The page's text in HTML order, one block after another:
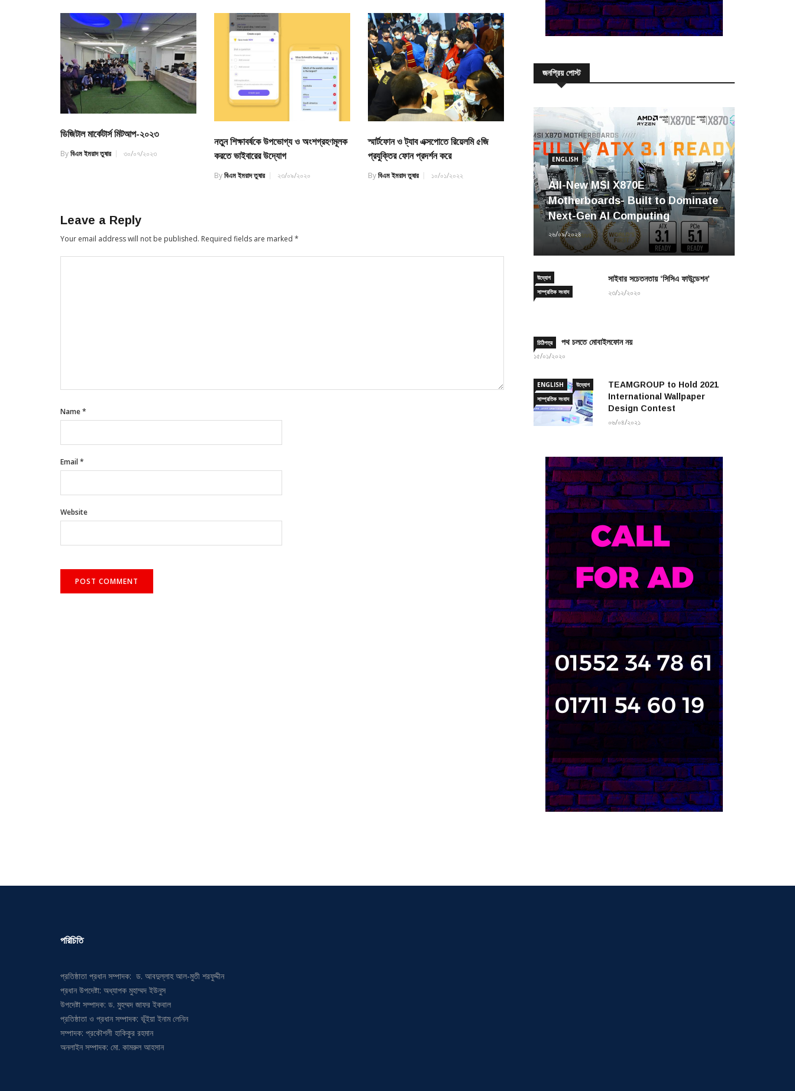
ডিজিটাল মার্কেটার্স মিটআপ-২০২৩
Byবিএম ইমরাদ তুষার ৩০/০৭/২০২৩
নতুন শিক্ষাবর্ষকে উপভোগ্য ও অংশগ্রহণমূলক
করতে ভাইবারের উদ্যোগ
Byবিএম ইমরাদ তুষার ২৩/০৯/২০২০
স্মার্টফোন ও ট্যাব এক্সপোতে রিয়েলমি ৫জি
প্রযুক্তির ফোন প্রদর্শন করে
Byবিএম ইমরাদ তুষার ১০/০১/২০২২
Leave a Reply
Your email address will not be published. Required fields are marked*
Name*
Email*
Website
জনপ্রিয় পোস্ট
ENGLISH
All-New MSI X870E
Motherboards- Built to Dominate
Next-Gen AI Computing
২৬/০৯/২০২৪
উদ্যোগ
সাম্প্রতিক সংবাদ
সাইবার সচেতনতায় ‘সিসিএ ফাউন্ডেশন’
২৩/১২/২০২০
চিঠিপত্র পথ চলতে মোবাইলফোন নয়
১৫/০১/২০২০
ENGLISH
উদ্যোগ
সাম্প্রতিক সংবাদ
TEAMGROUP to Hold 2021
International Wallpaper
Design Contest
০৬/০৪/২০২১
পরিচিতি
প্রতিষ্ঠাতা প্রধান সম্পাদক: ড. আবদুল্লাহ আল-মুতী শরফুদ্দীন
প্রধান উপদেষ্টা: অধ্যাপক মুহাম্মদ ইউনুস
উপদেষ্টা সম্পাদক: ড. মুহম্মদ জাফর ইকবাল
প্রতিষ্ঠাতা ও প্রধান সম্পাদক: ভূঁইয়া ইনাম লেনিন
সম্পাদক: প্রকৌশলী হাকিকুর রহমান
অনলাইন সম্পাদক: মো. কামরুল আহসান